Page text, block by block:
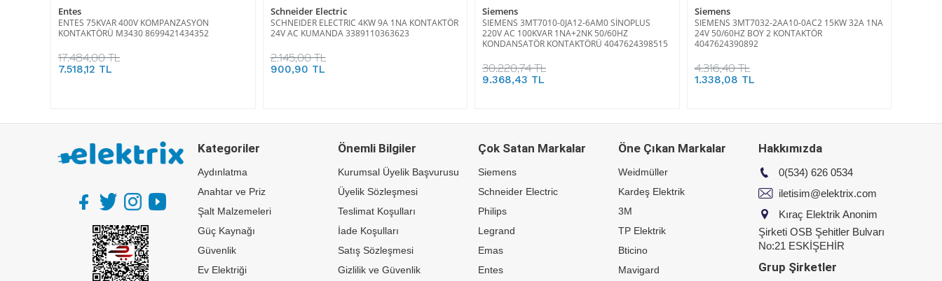
Entes
ENTES 75KVAR 400V KOMPANZASYON
KONTAKTÖRÜ M3430 8699421434352
17.484,00 TL
7.518,12 TL
Schneider Electric
SCHNEIDER ELECTRIC 4KW 9A 1NA KONTAKTÖR
24V AC KUMANDA 3389110363623
2.145,00 TL
900,90 TL
Siemens
SIEMENS 3MT7010-0JA12-6AM0 SİNOPLUS
220V AC 100KVAR 1NA+2NK 50/60HZ
KONDANSATÖR KONTAKTÖRÜ 4047624398515
30.220,74 TL
9.368,43 TL
Siemens
SIEMENS 3MT7032-2AA10-0AC2 15KW 32A 1NA
24V 50/60HZ BOY 2 KONTAKTÖR
4047624390892
4.316,40 TL
1.338,08 TL
Kategoriler
Aydınlatma
Anahtar ve Priz
Şalt Malzemeleri
Güç Kaynağı
Güvenlik
Ev Elektriği
Önemli Bilgiler
Kurumsal Üyelik Başvurusu
Üyelik Sözleşmesi
Teslimat Koşulları
İade Koşulları
Satış Sözleşmesi
Gizlilik ve Güvenlik
Çok Satan Markalar
Siemens
Schneider Electric
Philips
Legrand
Emas
Entes
Öne Çıkan Markalar
Weidmüller
Kardeş Elektrik
3M
TP Elektrik
Bticino
Mavigard
Hakkımızda
0(534) 626 0534
iletisim@elektrix.com
Kıraç Elektrik Anonim
Şirketi OSB Şehitler Bulvarı
No:21 ESKİŞEHİR
Grup Şirketler